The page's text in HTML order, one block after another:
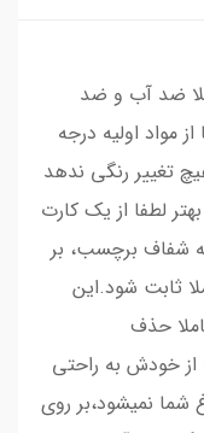
ضد آب و ضد
مواد اولیه درجه
تغییر رنگی ندهد
لطفا از یک کارت
شفاف برچسب، بر
ثابت شود.این
حذف
خودش به راحتی
نمیشود،بر روی